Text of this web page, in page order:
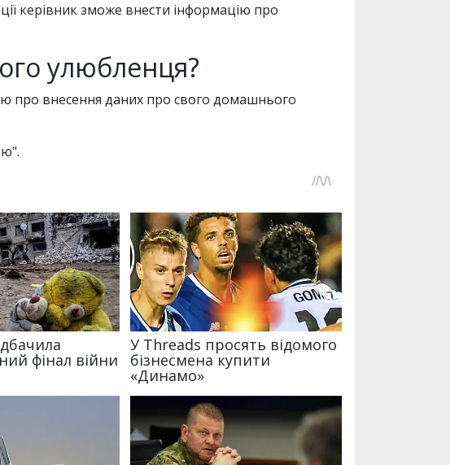
керівник зможе внести інформацію про
улюбленця?
про внесення даних про свого домашнього